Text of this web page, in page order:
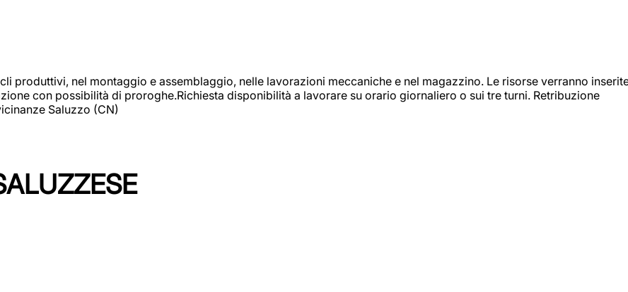
produttivi, nel montaggio e assemblaggio, nelle lavorazioni meccaniche e nel magazzino. Le risorse verranno
con possibilità di proroghe.Richiesta disponibilità a lavorare su orario giornaliero o sui tre turni. Retribuzione
Saluzzo (CN)